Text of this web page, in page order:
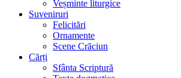
Veșminte liturgice
Suveniruri
Felicitări
Ornamente
Scene Crăciun
Cărți
Sfânta Scriptură